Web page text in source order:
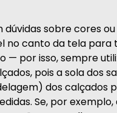
dúvidas sobre cores
canto da tela para
por isso, sempre
pois a sola dos
dos calçados
Se, por exemplo,